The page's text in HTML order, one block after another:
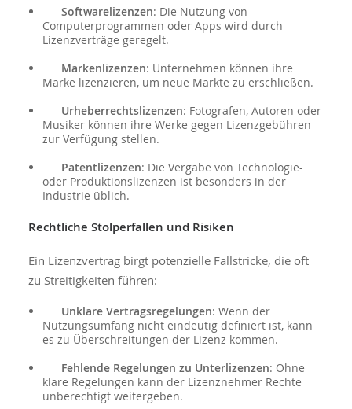
Softwarelizenzen: Die Nutzung von
Computerprogrammen oder Apps wird durch
Lizenzverträge geregelt.
Markenlizenzen: Unternehmen können ihre
Marke lizenzieren, um neue Märkte zu erschließen.
Urheberrechtslizenzen: Fotografen, Autoren oder
Musiker können ihre Werke gegen Lizenzgebühren
zur Verfügung stellen.
Patentlizenzen: Die Vergabe von Technologie-
oder Produktionslizenzen ist besonders in der
Industrie üblich.
Rechtliche Stolperfallen und Risiken
Ein Lizenzvertrag birgt potenzielle Fallstricke, die oft
zu Streitigkeiten führen:
Unklare Vertragsregelungen: Wenn der
Nutzungsumfang nicht eindeutig definiert ist, kann
es zu Überschreitungen der Lizenz kommen.
Fehlende Regelungen zu Unterlizenzen: Ohne
klare Regelungen kann der Lizenznehmer Rechte
unberechtigt weitergeben.